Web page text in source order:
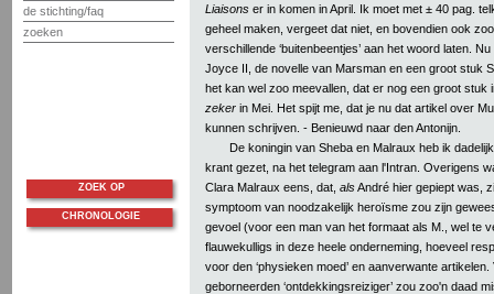
de stichting/faq
zoeken
Liaisons er in komen in April. Ik moet met ± 40 pag.
geheel maken, vergeet dat niet, en bovendien ook
verschillende ‘buitenbeentjes’ aan het woord laten. Nu
Joyce II, de novelle van Marsman en een groot stuk
het kan wel zoo meevallen, dat er nog een groot stuk
zeker in Mei. Het spijt me, dat je nu dat artikel over
kunnen schrijven. - Benieuwd naar den Antonijn.
De koningin van Sheba en Malraux heb ik
krant gezet, na het telegram aan l'Intran. Overigens
Clara Malraux eens, dat, alsAndré hier gepiept was,
symptoom van noodzakelijk heroïsme zou zijn
gevoel (voor een man van het formaat als M., wel te
flauwekulligs in deze heele onderneming, hoeveel
voor den ‘physieken moed’ en aanverwante artikelen.
geborneerden ‘ontdekkingsreiziger’ zou zoo'n daad
ZOEK OP
CHRONOLOGIE